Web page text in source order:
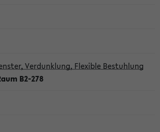
Verdunklung, Flexible Bestuhlung
B2-278